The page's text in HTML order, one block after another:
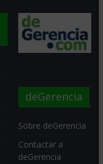
deGerencia
Sobre deGerencia
Contactar a
deGerencia